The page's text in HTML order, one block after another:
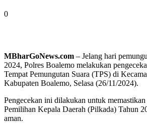
0
MBharGoNews.com – Jelang hari
2024, Polres Boalemo melakukan
Tempat Pemungutan Suara (TPS) di
Kabupaten Boalemo, Selasa (26/11/2024).
Pengecekan ini dilakukan untuk memastikan
Pemilihan Kepala Daerah (Pilkada) Tahun
aman.